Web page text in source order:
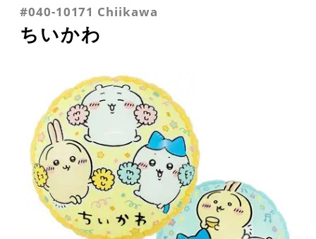
ひなまつり・こどもの日
#040-10171 Chiikawa
ちいかわ